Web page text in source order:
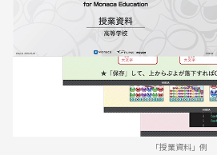
「授業資料」例